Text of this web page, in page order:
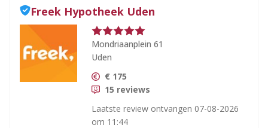
Freek Hypotheek Uden
Mondriaanplein 61
Uden
€ 175
15 reviews
Laatste review ontvangen 07-08-2026
om 11:44